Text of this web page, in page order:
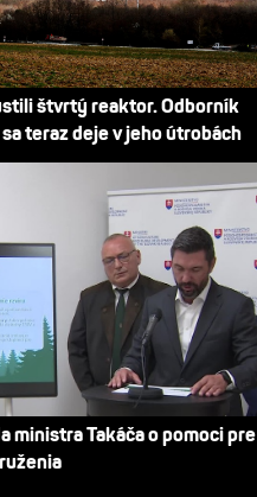
štvrtý reaktor. Odborník
teraz deje v jeho útrobách
ministra Takáča o pomoci pre